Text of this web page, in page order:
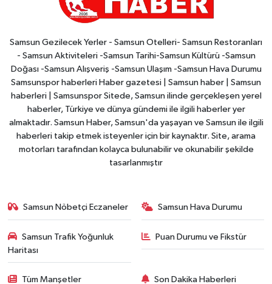
Samsun Gezilecek Yerler - Samsun Otelleri- Samsun Restoranları
- Samsun Aktiviteleri -Samsun Tarihi-Samsun Kültürü -Samsun
Doğası -Samsun Alışveriş -Samsun Ulaşım -Samsun Hava Durumu
Samsunspor haberleri Haber gazetesi | Samsun haber | Samsun
haberleri | Samsunspor Sitede, Samsun ilinde gerçekleşen yerel
haberler, Türkiye ve dünya gündemi ile ilgili haberler yer
almaktadır. Samsun Haber, Samsun'da yaşayan ve Samsun ile ilgili
haberleri takip etmek isteyenler için bir kaynaktır. Site, arama
motorları tarafından kolayca bulunabilir ve okunabilir şekilde
tasarlanmıştır
Samsun Nöbetçi Eczaneler Samsun Hava Durumu
Samsun Trafik Yoğunluk
Haritası
Puan Durumu ve Fikstür
Tüm Manşetler Son Dakika Haberleri